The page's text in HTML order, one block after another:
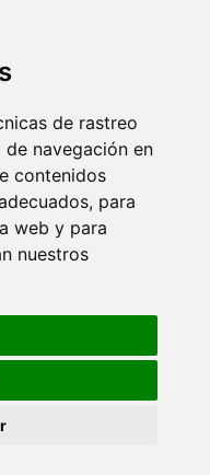
de rastreo
navegación en
contenidos
para
web y para
nuestros